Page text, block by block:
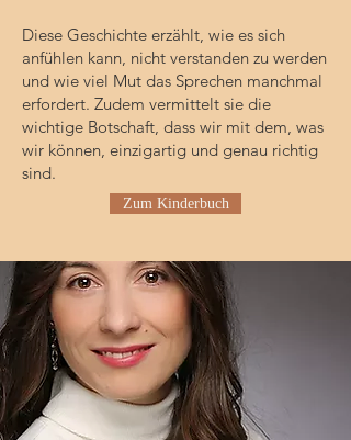
Diese Geschichte erzählt, wie es sich
anfühlen kann, nicht verstanden zu werden
und wie viel Mut das Sprechen manchmal
erfordert. Zudem vermittelt sie die
wichtige Botschaft, dass wir mit dem, was
wir können, einzigartig und genau richtig
sind.​
Zum Kinderbuch